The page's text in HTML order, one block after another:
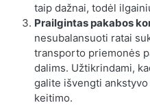
taip dažnai, todėl
Prailgintas pakabos
nesubalansuoti ratai
transporto priemonės
dalims. Užtikrindami,
galite išvengti
keitimo.